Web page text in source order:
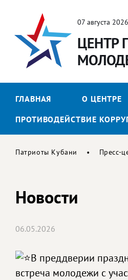
07 августа
ЦЕНТР
ГЛАВНАЯ О ЦЕНТРЕ
ПРОТИВОДЕЙСТВИЕ
Патриоты Кубани Пресс-
Новости
06.05.2026
В преддверии
встреча молодежи с